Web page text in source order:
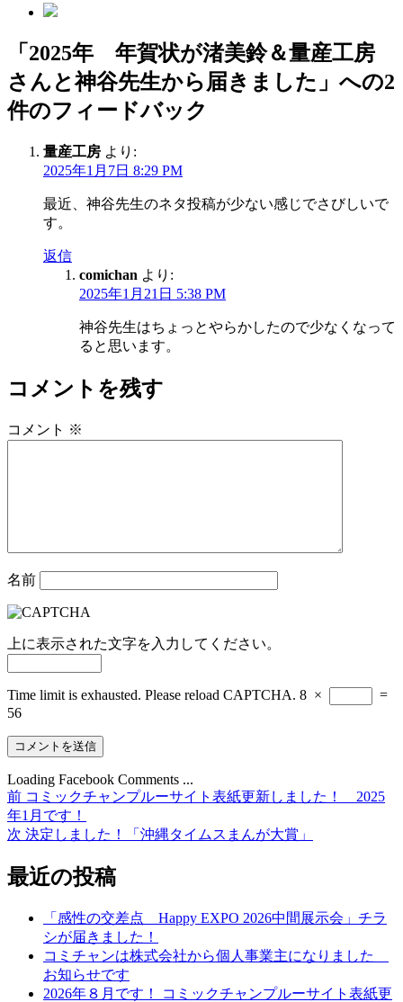
「2025年 年賀状が渚美鈴＆量産工房
さんと神谷先生から届きました」への2
件のフィードバック
量産工房 より:
2025年1月7日 8:29 PM
最近、神谷先生のネタ投稿が少ない感じでさびしいで
す。
返信
comichan より:
2025年1月21日 5:38 PM
神谷先生はちょっとやらかしたので少なくなって
ると思います。
コメントを残す
コメント ※
名前
上に表示された文字を入力してください。
Time limit is exhausted. Please reload CAPTCHA. 8 ×
=
56
Loading Facebook Comments ...
投
稿
ビ
前 前
の
投
コミックチャンプルーサイト表紙更新しました！ 2025
年1月です！
次 次
投
稿:
決定しました！「沖縄タイムスまんが大賞」
最近の投稿
「感性の交差点 Happy EXPO 2026中間展示会」チラ
シが届きました！
コミチャンは株式会社から個人事業主になりました
お知らせです
2026年８月です！ コミックチャンプルーサイト表紙更